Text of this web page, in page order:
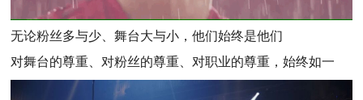
无论粉丝多与少、舞台大与小，他们始终是他们
对舞台的尊重、对粉丝的尊重、对职业的尊重，始终如一